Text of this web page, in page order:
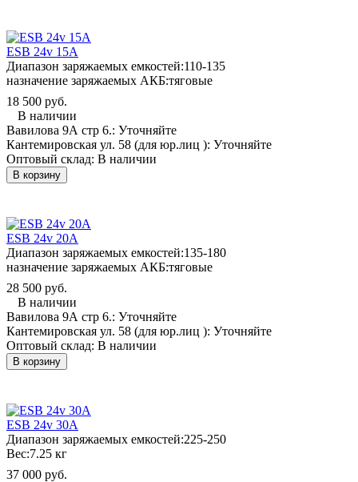
ESB 24v 15A
Диапазон заряжаемых емкостей:110-135
назначение заряжаемых АКБ:тяговые
18 500 руб.
В наличии
Вавилова 9А стр 6.: Уточняйте
Кантемировская ул. 58 (для юр.лиц ): Уточняйте
Оптовый склад: В наличии
В корзину
ESB 24v 20A
Диапазон заряжаемых емкостей:135-180
назначение заряжаемых АКБ:тяговые
28 500 руб.
В наличии
Вавилова 9А стр 6.: Уточняйте
Кантемировская ул. 58 (для юр.лиц ): Уточняйте
Оптовый склад: В наличии
В корзину
ESB 24v 30A
Диапазон заряжаемых емкостей:225-250
Вес:7.25 кг
37 000 руб.